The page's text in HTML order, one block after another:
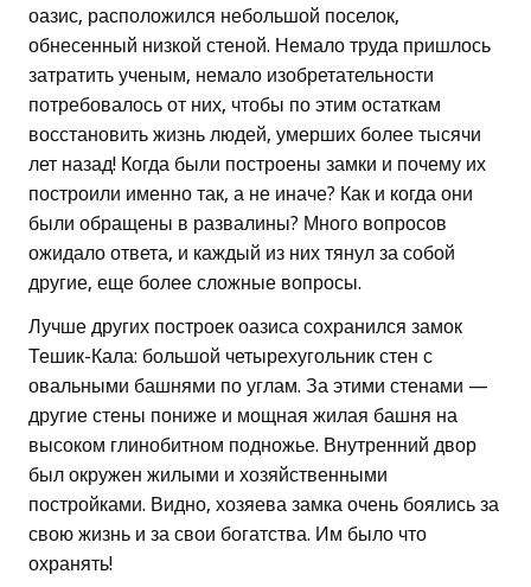
оазис, расположился небольшой поселок,
обнесенный низкой стеной. Немало труда пришлось
затратить ученым, немало изобретательности
потребовалось от них, чтобы по этим остаткам
восстановить жизнь людей, умерших более тысячи
лет назад! Когда были построены замки и почему их
построили именно так, а не иначе? Как и когда они
были обращены в развалины? Много вопросов
ожидало ответа, и каждый из них тянул за собой
другие, еще более сложные вопросы.
Лучше других построек оазиса сохранился замок
Тешик-Кала: большой четырехугольник стен с
овальными башнями по углам. За этими стенами —
другие стены пониже и мощная жилая башня на
высоком глинобитном подножье. Внутренний двор
был окружен жилыми и хозяйственными
постройками. Видно, хозяева замка очень боялись за
свою жизнь и за свои богатства. Им было что
охранять!